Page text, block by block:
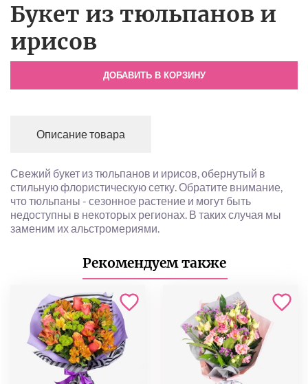
Букет из тюльпанов и
ирисов
ДОБАВИТЬ В КОРЗИНУ
Описание товара
Свежий букет из тюльпанов и ирисов, обернутый в
стильную флористическую сетку. Обратите внимание,
что тюльпаны - сезонное растение и могут быть
недоступны в некоторых регионах. В таких случая мы
заменим их альстромериями.
Рекомендуем также